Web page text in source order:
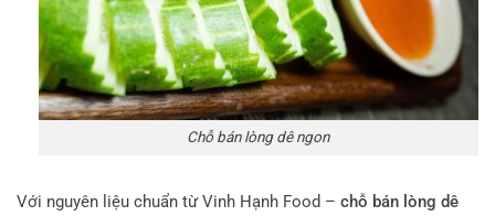
Chỗ bán lòng dê ngon
Với nguyên liệu chuẩn từ Vinh Hạnh Food – chỗ bán lòng dê